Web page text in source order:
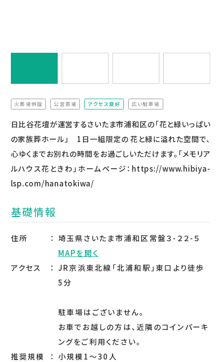
火葬場併設
（非該当）
公営斎場
（非該当）
アクセス良好 広い駐車場
（非該当）
日比谷花壇が運営するさいたま市浦和区の「花と緑いっぱい
の家族葬ホール」 1日一組限定の 花と緑に溢れた空間で、
心ゆくまでお別れの時間をお過ごしいただけます。「メモリア
ルハウス花ときわ」ホームページ：https://www.hibiya-
lsp.com/hanatokiwa/
基礎情報
住所
埼玉県さいたま市浦和区常盤３-２２-５
MAPを開く
アクセス
JR京浜東北線「北浦和駅」東口より徒歩
5分
駐車場はございません。
お車でお越しの方は、近隣のコインパーキ
ングをご利用ください。
推奨規模
小規模1～30人